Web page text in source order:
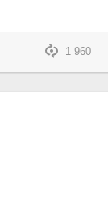
1 960